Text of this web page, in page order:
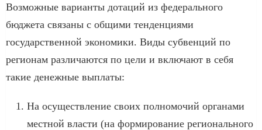
Возможные варианты дотаций из федерального
бюджета связаны с общими тенденциями
государственной экономики. Виды субвенций по
регионам различаются по цели и включают в себя
такие денежные выплаты:
На осуществление своих полномочий органами
местной власти (на формирование регионального